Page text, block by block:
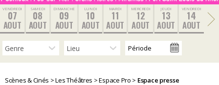
VENDREDI
07
AOUT
SAMEDI
08
AOUT
DIMANCHE
09
AOUT
LUNDI
10
AOUT
MARDI
11
AOUT
MERCREDI
12
AOUT
JEUDI
13
AOUT
VENDREDI
14
AOUT
Scènes & Cinés >Les Théâtres >Espace Pro > Espace presse